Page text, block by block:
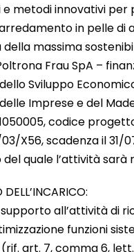
e metodi innovativi
in pelle di
della massima
Frau SpA –
Sviluppo
Imprese e del
codice
X56, scadenza il 31/
del quale l’attività
all’attività di
funzioni
(rif. art. 7, comma 6, lett.